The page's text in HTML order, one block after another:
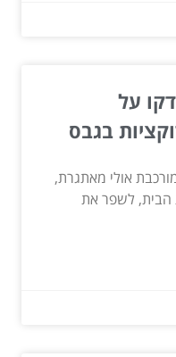
על
בגבס
אולי מאתגרת,
הבית, לשפר את